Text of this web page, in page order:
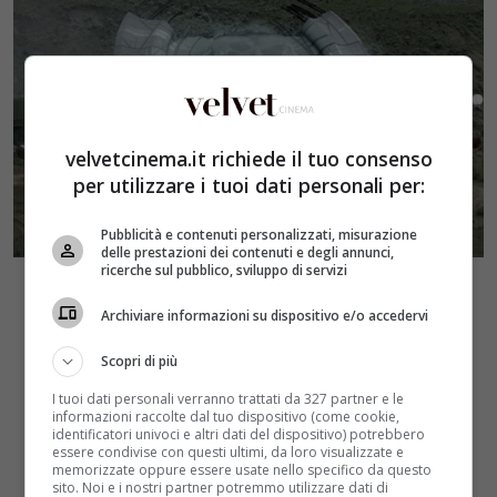
velvetcinema.it richiede il tuo consenso
per utilizzare i tuoi dati personali per:
Pubblicità e contenuti personalizzati, misurazione
delle prestazioni dei contenuti e degli annunci,
ricerche sul pubblico, sviluppo di servizi
Archiviare informazioni su dispositivo e/o accedervi
Scopri di più
I tuoi dati personali verranno trattati da 327 partner e le
informazioni raccolte dal tuo dispositivo (come cookie,
identificatori univoci e altri dati del dispositivo) potrebbero
essere condivise con questi ultimi, da loro visualizzate e
memorizzate oppure essere usate nello specifico da questo
sito. Noi e i nostri partner potremmo utilizzare dati di